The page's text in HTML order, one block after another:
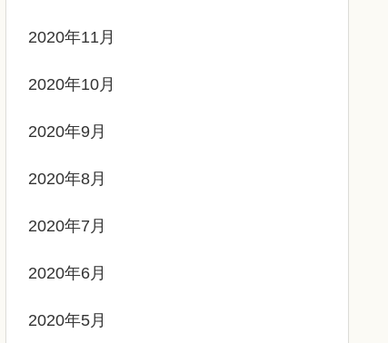
2020年11月
2020年10月
2020年9月
2020年8月
2020年7月
2020年6月
2020年5月